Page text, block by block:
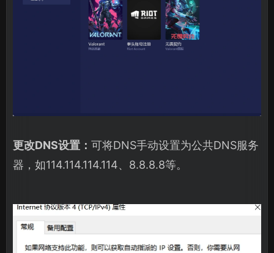
更改DNS设置： 可将DNS手动设置为公共DNS服务
器，如114.114.114.114、8.8.8.8等。